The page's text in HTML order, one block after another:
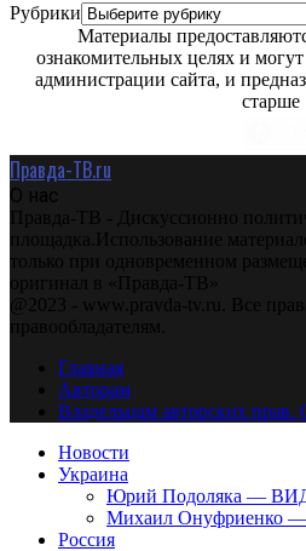
Рубрики
Материалы
ознакомительных целях и
администрации сайта, и
старше
Правда-ТВ.ru
О нас
Правда-ТВ - Дискуссионно
площадка.Использование
только при одновременном
оригинал в «Правда-ТВ»
@2023 - www.pravda-tv.ru. Все
правообладателям.
Главная
Авторам
Владельцам авторских прав.
Новости
Украина
Юрий Подоляка —
Михаил Онуфриенко
Россия